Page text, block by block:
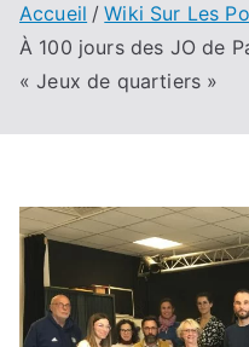
Accueil
Wiki Sur Les
À 100 jours des JO de
« Jeux de quartiers »